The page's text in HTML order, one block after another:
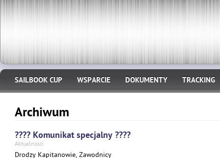
SAILBOOK CUP WSPARCIE DOKUMENTY TRACKING
Archiwum
???? Komunikat specjalny ????
Aktualności
Drodzy Kapitanowie, Zawodnicy